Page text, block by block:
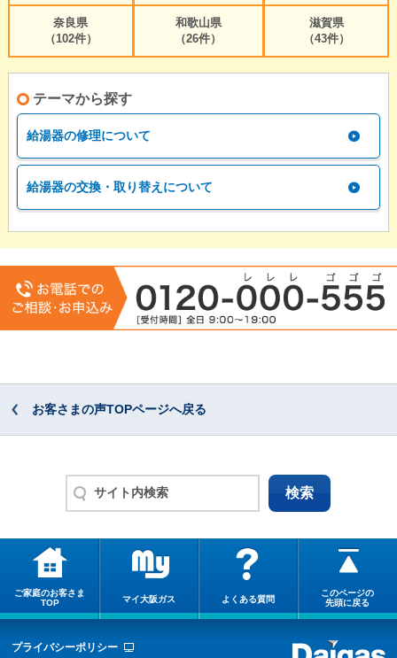
奈良県
（102件）
和歌山県
（26件）
滋賀県
（43件）
テーマから探す
給湯器の修理について
給湯器の交換・取り替えについて
お客さまの声TOPページへ戻る
ご家庭のお客さま
TOP
マイ大阪ガス よくある質問
このページの
先頭に戻る
プライバシーポリシー